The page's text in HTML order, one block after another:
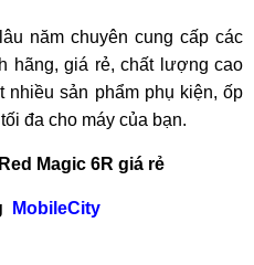
năm chuyên cung cấp các
hãng, giá rẻ, chất lượng cao
nhiều sản phẩm phụ kiện, ốp
đa cho máy của bạn.
Magic 6R giá rẻ
MobileCity